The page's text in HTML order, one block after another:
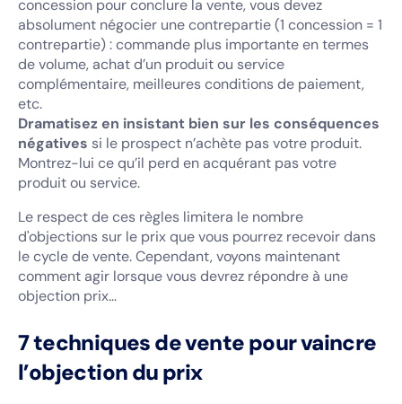
concession pour conclure la vente, vous devez
absolument négocier une contrepartie (1 concession = 1
contrepartie) : commande plus importante en termes
de volume, achat d’un produit ou service
complémentaire, meilleures conditions de paiement,
etc.
Dramatisez en insistant bien sur les conséquences
négatives si le prospect n’achète pas votre produit.
Montrez-lui ce qu’il perd en acquérant pas votre
produit ou service.
Le respect de ces règles limitera le nombre
d'objections sur le prix que vous pourrez recevoir dans
le cycle de vente. Cependant, voyons maintenant
comment agir lorsque vous devrez répondre à une
objection prix...
7 techniques de vente pour vaincre
l’objection du prix